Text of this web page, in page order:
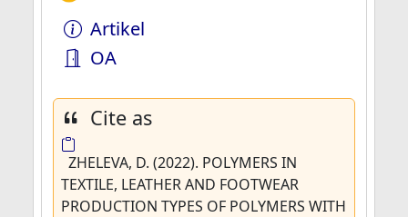
Artikel
OA
Cite as
ZHELEVA, D. (2022). POLYMERS IN
TEXTILE, LEATHER AND FOOTWEAR
PRODUCTION TYPES OF POLYMERS WITH